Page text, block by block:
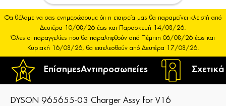
ΕπίσημεςΑντιπροσωπείες
Θα θέλαμε να σας ενημερώσουμε ότι η εταιρεία μας θα παραμείνει κλειστή από
Δευτέρα 10/08/26 έως και Παρασκευή 14/08/26.
Όλες οι παραγγελίες που θα παραληφθούν από Πέμπτη 06/08/26 έως και
Κυριακή 16/08/26, θα εκτελεσθούν από Δευτέρα 17/08/26.
DYSON 965655-03 Charger Assy for V16